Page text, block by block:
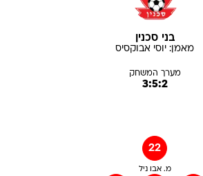
בני סכנין
מאמן: יוסי אבוקסיס
מערך המשחק
3:5:2
22
מ. אבו ניל